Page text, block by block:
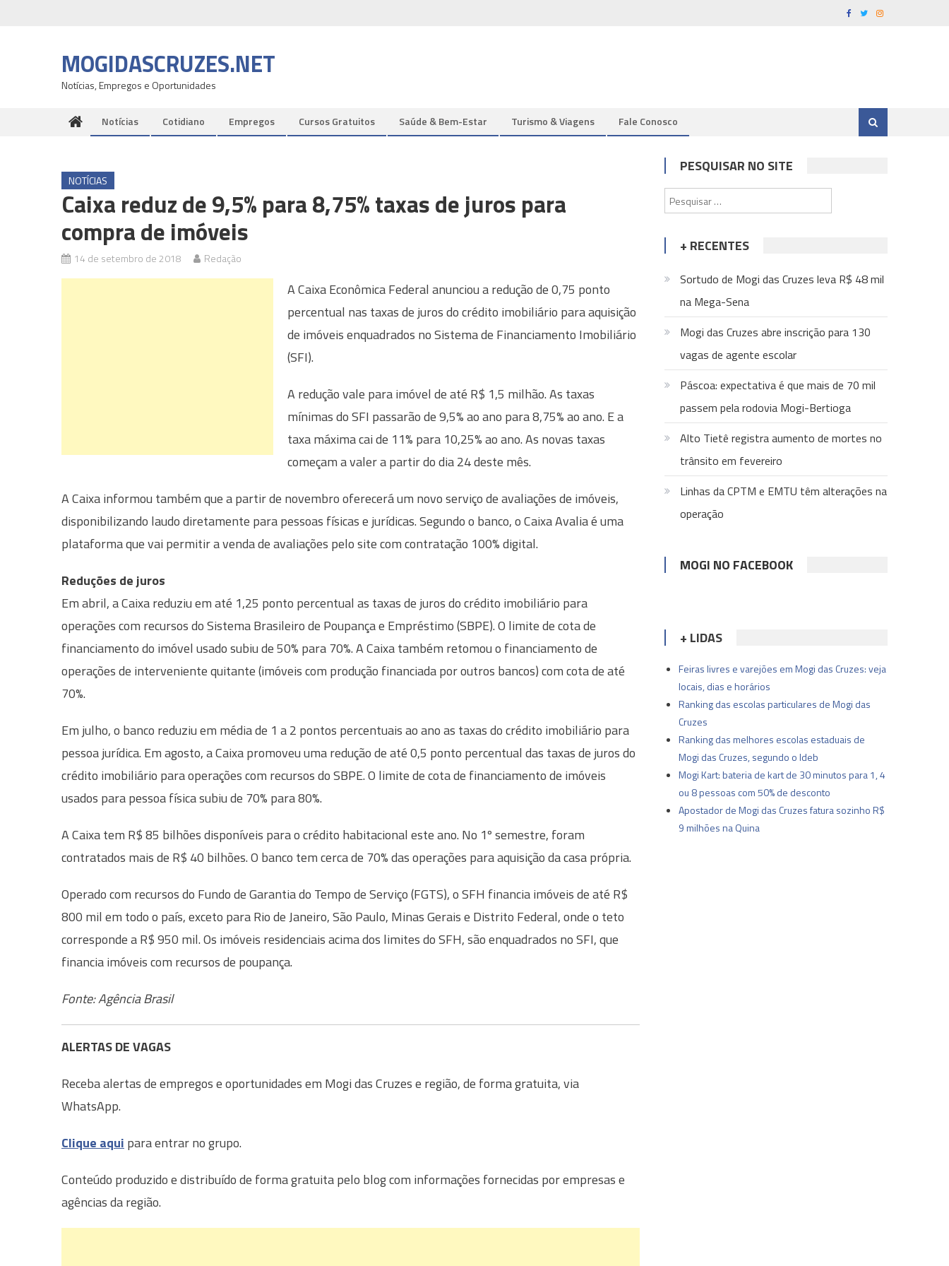
MOGIDASCRUZES.NET
Notícias, Empregos e Oportunidades
Notícias Cotidiano Empregos Cursos Gratuitos Saúde & Bem-Estar Turismo & Viagens Fale Conosco
NOTÍCIAS
Caixa reduz de 9,5% para 8,75% taxas de juros para
compra de imóveis
14 de setembro de 2018 Redação
A Caixa Econômica Federal anunciou a redução de 0,75 ponto
percentual nas taxas de juros do crédito imobiliário para aquisição
de imóveis enquadrados no Sistema de Financiamento Imobiliário
(SFI).
A redução vale para imóvel de até R$ 1,5 milhão. As taxas
mínimas do SFI passarão de 9,5% ao ano para 8,75% ao ano. E a
taxa máxima cai de 11% para 10,25% ao ano. As novas taxas
começam a valer a partir do dia 24 deste mês.
A Caixa informou também que a partir de novembro oferecerá um novo serviço de avaliações de imóveis,
disponibilizando laudo diretamente para pessoas físicas e jurídicas. Segundo o banco, o Caixa Avalia é uma
plataforma que vai permitir a venda de avaliações pelo site com contratação 100% digital.
Reduções de juros
Em abril, a Caixa reduziu em até 1,25 ponto percentual as taxas de juros do crédito imobiliário para
operações com recursos do Sistema Brasileiro de Poupança e Empréstimo (SBPE). O limite de cota de
financiamento do imóvel usado subiu de 50% para 70%. A Caixa também retomou o financiamento de
operações de interveniente quitante (imóveis com produção financiada por outros bancos) com cota de até
70%.
Em julho, o banco reduziu em média de 1 a 2 pontos percentuais ao ano as taxas do crédito imobiliário para
pessoa jurídica. Em agosto, a Caixa promoveu uma redução de até 0,5 ponto percentual das taxas de juros do
crédito imobiliário para operações com recursos do SBPE. O limite de cota de financiamento de imóveis
usados para pessoa física subiu de 70% para 80%.
A Caixa tem R$ 85 bilhões disponíveis para o crédito habitacional este ano. No 1º semestre, foram
contratados mais de R$ 40 bilhões. O banco tem cerca de 70% das operações para aquisição da casa própria.
Operado com recursos do Fundo de Garantia do Tempo de Serviço (FGTS), o SFH financia imóveis de até R$
800 mil em todo o país, exceto para Rio de Janeiro, São Paulo, Minas Gerais e Distrito Federal, onde o teto
corresponde a R$ 950 mil. Os imóveis residenciais acima dos limites do SFH, são enquadrados no SFI, que
financia imóveis com recursos de poupança.
Fonte: Agência Brasil
ALERTAS DE VAGAS
Receba alertas de empregos e oportunidades em Mogi das Cruzes e região, de forma gratuita, via
WhatsApp.
Clique aqui para entrar no grupo.
Conteúdo produzido e distribuído de forma gratuita pelo blog com informações fornecidas por empresas e
agências da região.
PESQUISAR NO SITE
por:
+ RECENTES
Sortudo de Mogi das Cruzes leva R$ 48 mil
na Mega-Sena
Mogi das Cruzes abre inscrição para 130
vagas de agente escolar
Páscoa: expectativa é que mais de 70 mil
passem pela rodovia Mogi-Bertioga
Alto Tietê registra aumento de mortes no
trânsito em fevereiro
Linhas da CPTM e EMTU têm alterações na
operação
MOGI NO FACEBOOK
+ LIDAS
Feiras livres e varejões em Mogi das Cruzes: veja
locais, dias e horários
Ranking das escolas particulares de Mogi das
Cruzes
Ranking das melhores escolas estaduais de
Mogi das Cruzes, segundo o Ideb
Mogi Kart: bateria de kart de 30 minutos para 1, 4
ou 8 pessoas com 50% de desconto
Apostador de Mogi das Cruzes fatura sozinho R$
9 milhões na Quina